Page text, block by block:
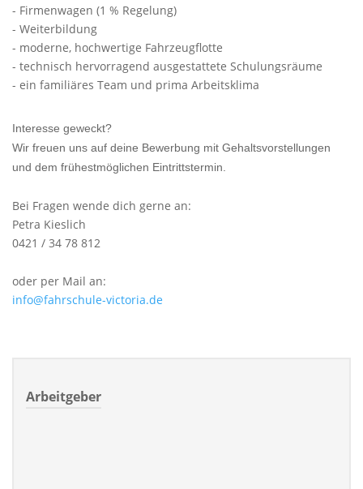
- Firmenwagen (1 % Regelung)
- Weiterbildung
- moderne, hochwertige Fahrzeugflotte
- technisch hervorragend ausgestattete Schulungsräume
- ein familiäres Team und prima Arbeitsklima
Interesse geweckt?
Wir freuen uns auf deine Bewerbung mit Gehaltsvorstellungen
und dem frühestmöglichen Eintrittstermin.
Bei Fragen wende dich gerne an:
Petra Kieslich
0421 / 34 78 812
oder per Mail an:
info@fahrschule-victoria.de
Arbeitgeber